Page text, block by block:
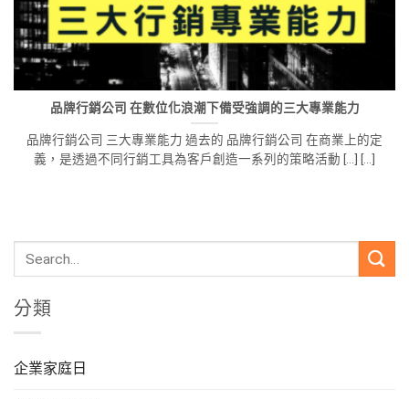
品牌行銷公司 在數位化浪潮下備受強調的三大專業能力
品牌行銷公司 三大專業能力 過去的 品牌行銷公司 在商業上的定
義，是透過不同行銷工具為客戶創造一系列的策略活動 [...] [...]
分類
企業家庭日